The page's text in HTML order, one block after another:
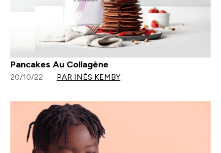
Pancakes Au Collagène
20/10/22 PAR INÈS KEMBY